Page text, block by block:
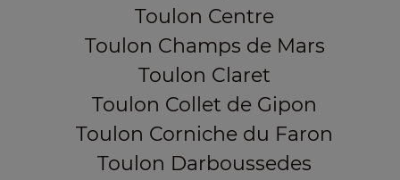
Toulon Centre
Toulon Champs de Mars
Toulon Claret
Toulon Collet de Gipon
Toulon Corniche du Faron
Toulon Darboussedes